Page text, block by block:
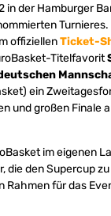
in der Hamburger
offiziellenTicket-
Titelfavorit
ein
und großen Finale
im eigenen
die den Supercup
für das